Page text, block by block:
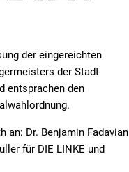
der eingereichten
der Stadt
entsprachen den
an: Dr. Benjamin Fadavian
für DIE LINKE und